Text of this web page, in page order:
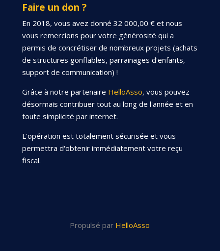
Faire un don ?
En 2018, vous avez donné 32 000,00 € et nous
vous remercions pour votre générosité qui a
permis de concrétiser de nombreux projets (achats
de structures gonflables, parrainages d'enfants,
support de communication) !
Grâce à notre partenaire HelloAsso, vous pouvez
désormais contribuer tout au long de l'année et en
toute simplicité par internet.
L'opération est totalement sécurisée et vous
permettra d'obtenir immédiatement votre reçu
fiscal.
Propulsé par HelloAsso